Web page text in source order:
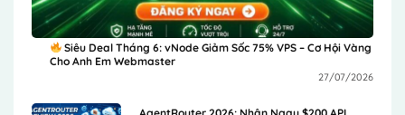
Siêu Deal Tháng 6: vNode Giảm Sốc 75% VPS – Cơ Hội Vàng
Cho Anh Em Webmaster
27/07/2026